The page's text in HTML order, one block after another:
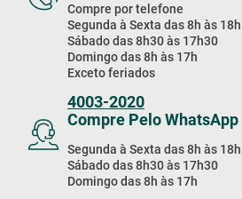
Compre por telefone
Segunda à Sexta das 8h às 18h
Sábado das 8h30 às 17h30
Domingo das 8h às 17h
Exceto feriados
4003-2020
Compre Pelo WhatsApp
Segunda à Sexta das 8h às 18h
Sábado das 8h30 às 17h30
Domingo das 8h às 17h